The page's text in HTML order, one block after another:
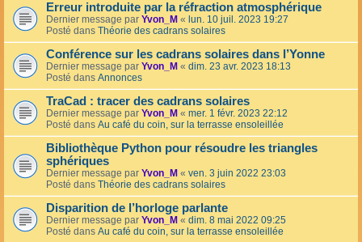
Erreur introduite par la réfraction atmosphérique
Dernier message par Yvon_M « lun. 10 juil. 2023 19:27
Posté dans Théorie des cadrans solaires
Conférence sur les cadrans solaires dans l’Yonne
Dernier message par Yvon_M « dim. 23 avr. 2023 18:13
Posté dans Annonces
TraCad : tracer des cadrans solaires
Dernier message par Yvon_M « mer. 1 févr. 2023 22:12
Posté dans Au café du coin, sur la terrasse ensoleillée
Bibliothèque Python pour résoudre les triangles
sphériques
Dernier message par Yvon_M « ven. 3 juin 2022 23:03
Posté dans Théorie des cadrans solaires
Disparition de l’horloge parlante
Dernier message par Yvon_M « dim. 8 mai 2022 09:25
Posté dans Au café du coin, sur la terrasse ensoleillée